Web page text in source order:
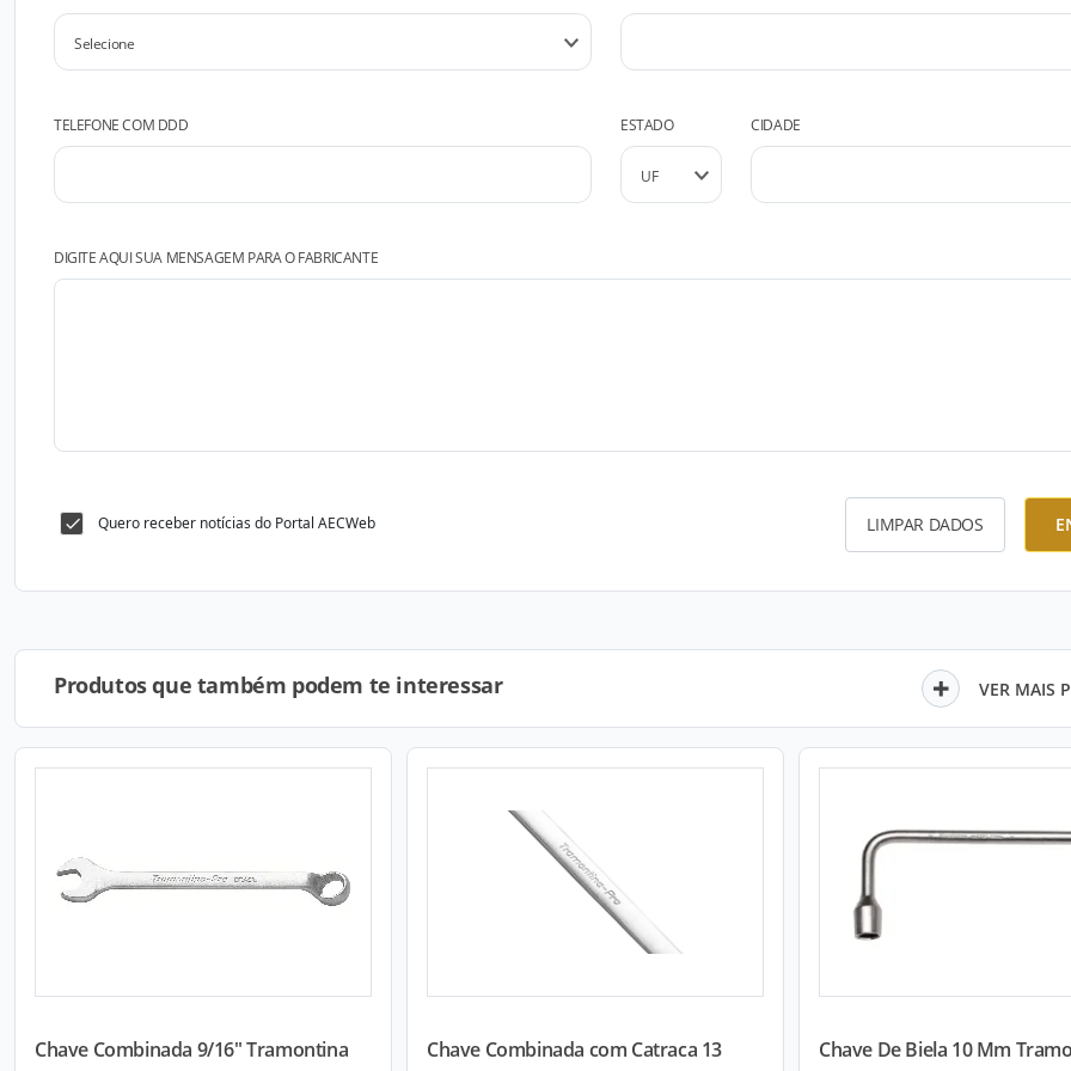
TELEFONE COM DDD ESTADO CIDADE
DIGITE AQUI SUA MENSAGEM PARA O FABRICANTE
Quero receber notícias do Portal AECWeb LIMPAR DADOS
Produtos que também podem te interessar VER MAIS
Chave Combinada 9/16" Tramontina
Chave Combinada com Catraca 13
Chave De Biela 10 Mm